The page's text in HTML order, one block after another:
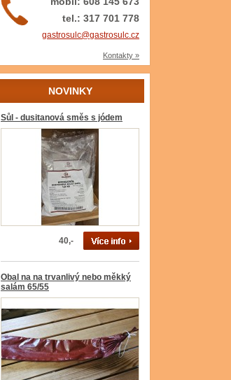
tel.: 317 701 778
gastrosulc@gastrosulc.cz
Kontakty »
NOVINKY
Sůl - dusitanová směs s jódem
40,-
Obal na na trvanlivý nebo měkký
salám 65/55